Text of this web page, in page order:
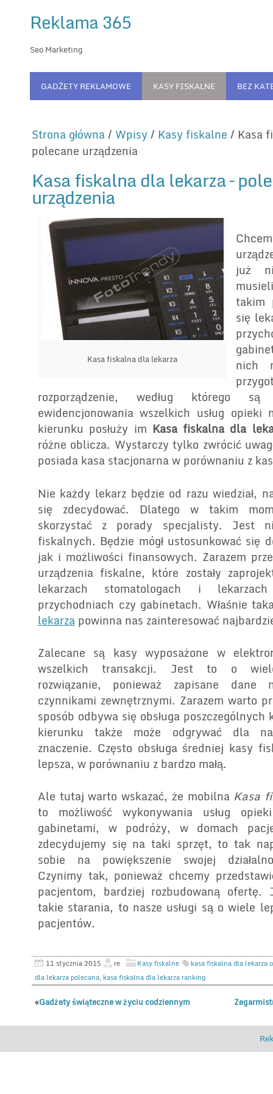
Reklama 365
Seo Marketing
GADŻETY REKLAMOWE KASY FISKALNE BEZ
Strona główna/ Wpisy/ Kasy fiskalne / Kasa
polecane urządzenia
Kasa fiskalna dla lekarza –
urządzenia
Kasa fiskalna dla lekarza
już
takim
się
nich
rozporządzenie, według którego
ewidencjonowania wszelkich usług
kierunku posłuży im Kasa fiskalna dla
różne oblicza. Wystarczy tylko zwrócić
posiada kasa stacjonarna w porównaniu z
Nie każdy lekarz będzie od razu wiedział,
się zdecydować. Dlatego w takim
skorzystać z porady specjalisty. Jest
fiskalnych. Będzie mógł ustosunkować się
jak i możliwości finansowych. Zarazem
urządzenia fiskalne, które zostały
lekarzach stomatologach i
przychodniach czy gabinetach. Właśnie
lekarzapowinna nas zainteresować
Zalecane są kasy wyposażone w
wszelkich transakcji. Jest to o wiele
rozwiązanie, ponieważ zapisane dane
czynnikami zewnętrznymi. Zarazem warto
sposób odbywa się obsługa
kierunku także może odgrywać dla
znaczenie. Często obsługa średniej kasy
lepsza, w porównaniu z bardzo małą.
Ale tutaj warto wskazać, że mobilna Kasa
to możliwość wykonywania usług
gabinetami, w podróży, w domach
zdecydujemy się na taki sprzęt, to tak
sobie na powiększenie swojej
Czynimy tak, ponieważ chcemy
pacjentom, bardziej rozbudowaną ofertę.
takie starania, to nasze usługi są o wiele
pacjentów.
11 stycznia 2015 re Kasy fiskalne
kasa fiskalna dla lekarza
dla lekarza polecana, kasa fiskalna dla lekarza ranking
«Gadżety świąteczne w życiu codziennym